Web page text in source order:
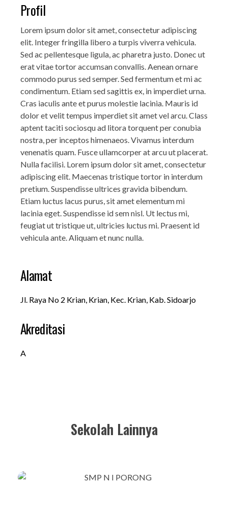
Profil
Lorem ipsum dolor sit amet, consectetur adipiscing
elit. Integer fringilla libero a turpis viverra vehicula.
Sed ac pellentesque ligula, ac pharetra justo. Donec ut
erat vitae tortor accumsan convallis. Aenean ornare
commodo purus sed semper. Sed fermentum et mi ac
condimentum. Etiam sed sagittis ex, in imperdiet urna.
Cras iaculis ante et purus molestie lacinia. Mauris id
dolor et velit tempus imperdiet sit amet vel arcu. Class
aptent taciti sociosqu ad litora torquent per conubia
nostra, per inceptos himenaeos. Vivamus interdum
venenatis quam. Fusce ullamcorper at arcu ut placerat.
Nulla facilisi. Lorem ipsum dolor sit amet, consectetur
adipiscing elit. Maecenas tristique tortor in interdum
pretium. Suspendisse ultrices gravida bibendum.
Etiam luctus lacus purus, sit amet elementum mi
lacinia eget. Suspendisse id sem nisl. Ut lectus mi,
feugiat ut tristique ut, ultricies luctus mi. Praesent id
vehicula ante. Aliquam et nunc nulla.
Alamat
Jl. Raya No 2 Krian, Krian, Kec. Krian, Kab. Sidoarjo
Akreditasi
A
Sekolah Lainnya